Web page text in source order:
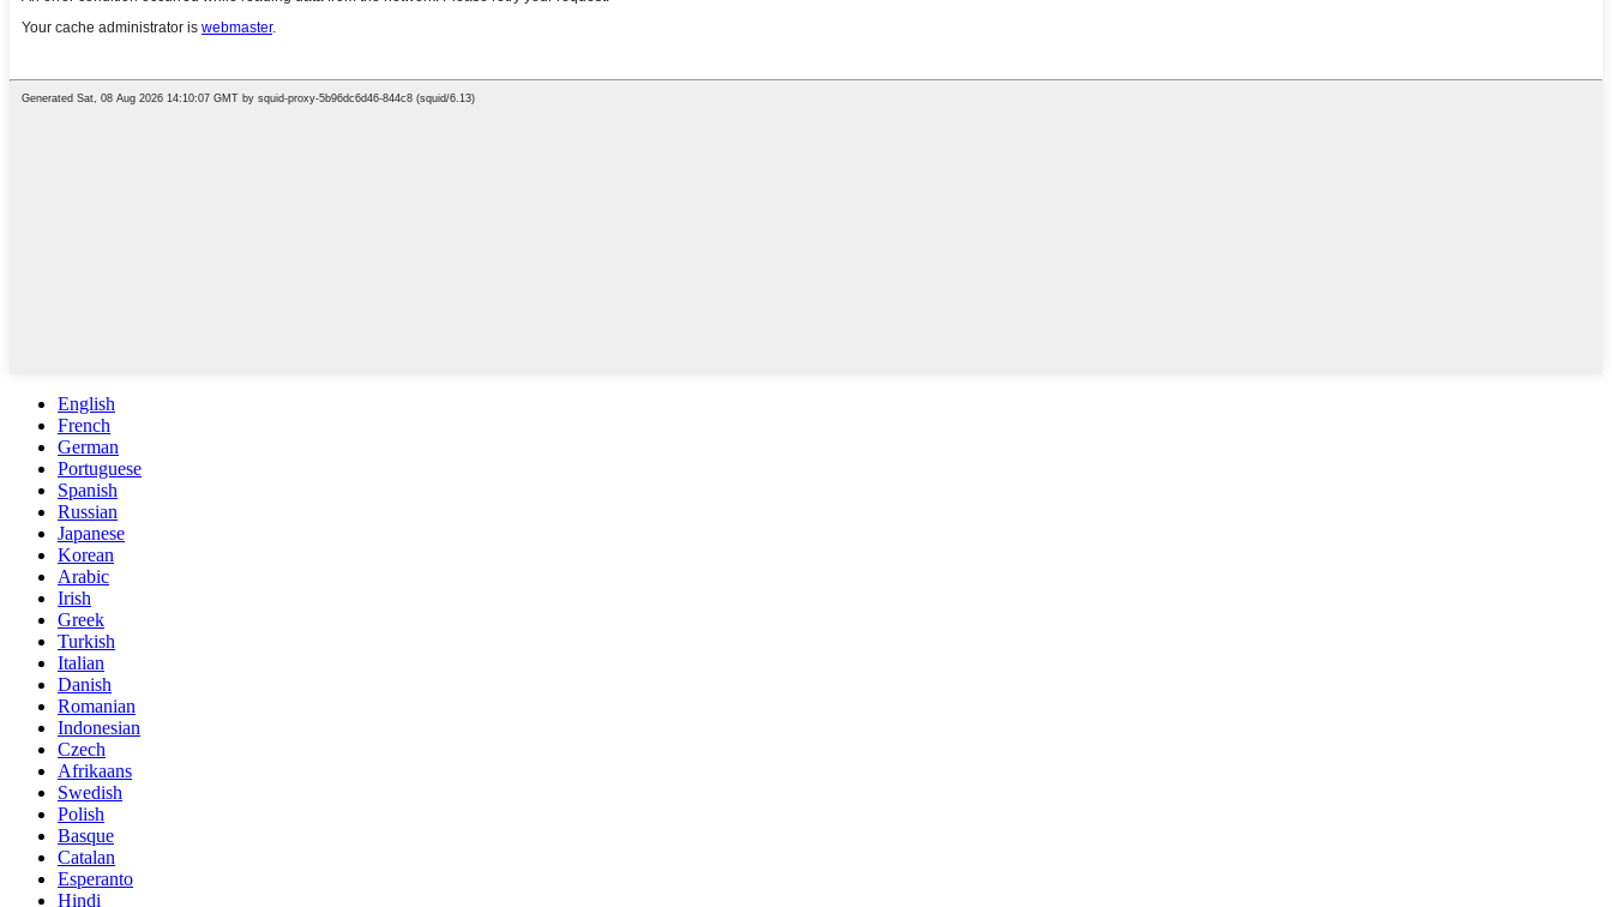
English
French
German
Portuguese
Spanish
Russian
Japanese
Korean
Arabic
Irish
Greek
Turkish
Italian
Danish
Romanian
Indonesian
Czech
Afrikaans
Swedish
Polish
Basque
Catalan
Esperanto
Hindi